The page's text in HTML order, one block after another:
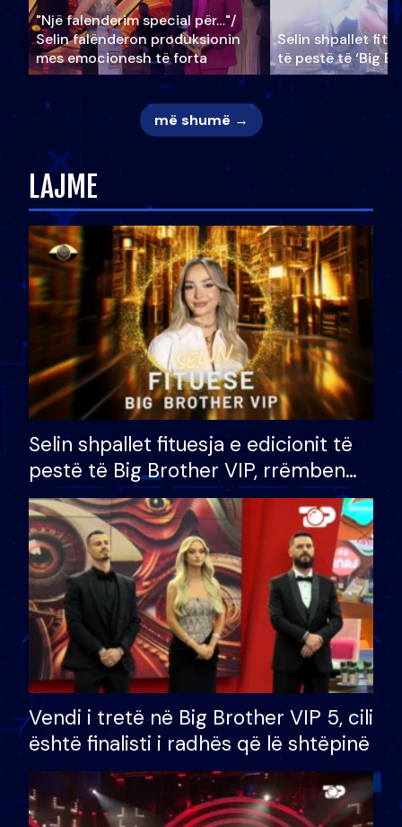
"Një falenderim special për…"/
Selin falënderon produksionin
mes emocionesh të forta
Selin shpallet
të pestë të ‘Big
më shumë →
LAJME
Selin shpallet fituesja e edicionit të
pestë të Big Brother VIP, rrëmben
çmimin e madh prej 100 mijë eurosh
Vendi i tretë në Big Brother VIP 5, cili
është finalisti i radhës që lë shtëpinë